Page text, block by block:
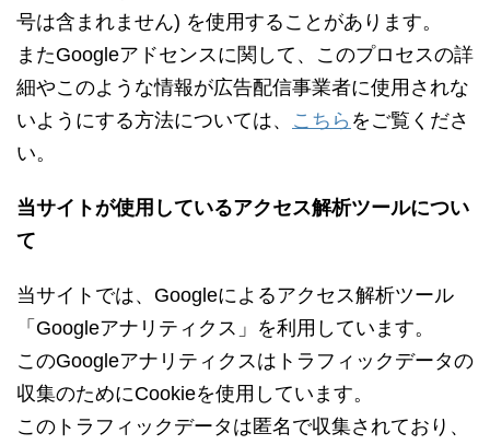
号は含まれません) を使用することがあります。
またGoogleアドセンスに関して、このプロセスの詳
細やこのような情報が広告配信事業者に使用されな
いようにする方法については、 こちら をご覧くださ
い。
当サイトが使用しているアクセス解析ツールについ
て
当サイトでは、Googleによるアクセス解析ツール
「Googleアナリティクス」を利用しています。
このGoogleアナリティクスはトラフィックデータの
収集のためにCookieを使用しています。
このトラフィックデータは匿名で収集されており、